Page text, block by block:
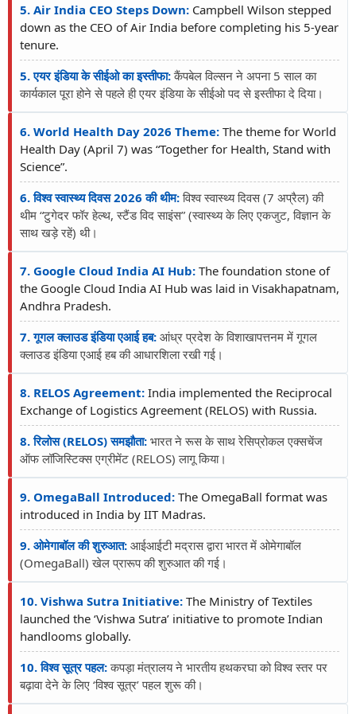
5. Air India CEO Steps Down: Campbell Wilson stepped
down as the CEO of Air India before completing his 5-year
tenure.
5. एयर इंडिया के सीईओ का इस्तीफा:कैंपबेल विल्सन ने अपना 5 साल का
कार्यकाल पूरा होने से पहले ही एयर इंडिया के सीईओ पद से इस्तीफा दे दिया।
6. World Health Day 2026 Theme: The theme for World
Health Day (April 7) was “Together for Health, Stand with
Science”.
6. विश्व स्वास्थ्य दिवस 2026 की थीम:विश्व स्वास्थ्य दिवस (7 अप्रैल) की
थीम “टुगेदर फॉर हेल्थ, स्टैंड विद साइंस” (स्वास्थ्य के लिए एकजुट, विज्ञान के
साथ खड़े रहें) थी।
7. Google Cloud India AI Hub: The foundation stone of
the Google Cloud India AI Hub was laid in Visakhapatnam,
Andhra Pradesh.
7. गूगल क्लाउड इंडिया एआई हब: आंध्र प्रदेश के विशाखापत्तनम में गूगल
क्लाउड इंडिया एआई हब की आधारशिला रखी गई।
8. RELOS Agreement: India implemented the Reciprocal
Exchange of Logistics Agreement (RELOS) with Russia.
8. रिलोस (RELOS) समझौता: भारत ने रूस के साथ रेसिप्रोकल एक्सचेंज
ऑफ लॉजिस्टिक्स एग्रीमेंट (RELOS) लागू किया।
9. OmegaBall Introduced: The OmegaBall format was
introduced in India by IIT Madras.
9. ओमेगाबॉल की शुरुआत: आईआईटी मद्रास द्वारा भारत में ओमेगाबॉल
(OmegaBall) खेल प्रारूप की शुरुआत की गई।
10. Vishwa Sutra Initiative: The Ministry of Textiles
launched the ‘Vishwa Sutra’ initiative to promote Indian
handlooms globally.
10. विश्व सूत्र पहल:कपड़ा मंत्रालय ने भारतीय हथकरघा को विश्व स्तर पर
बढ़ावा देने के लिए ‘विश्व सूत्र’ पहल शुरू की।